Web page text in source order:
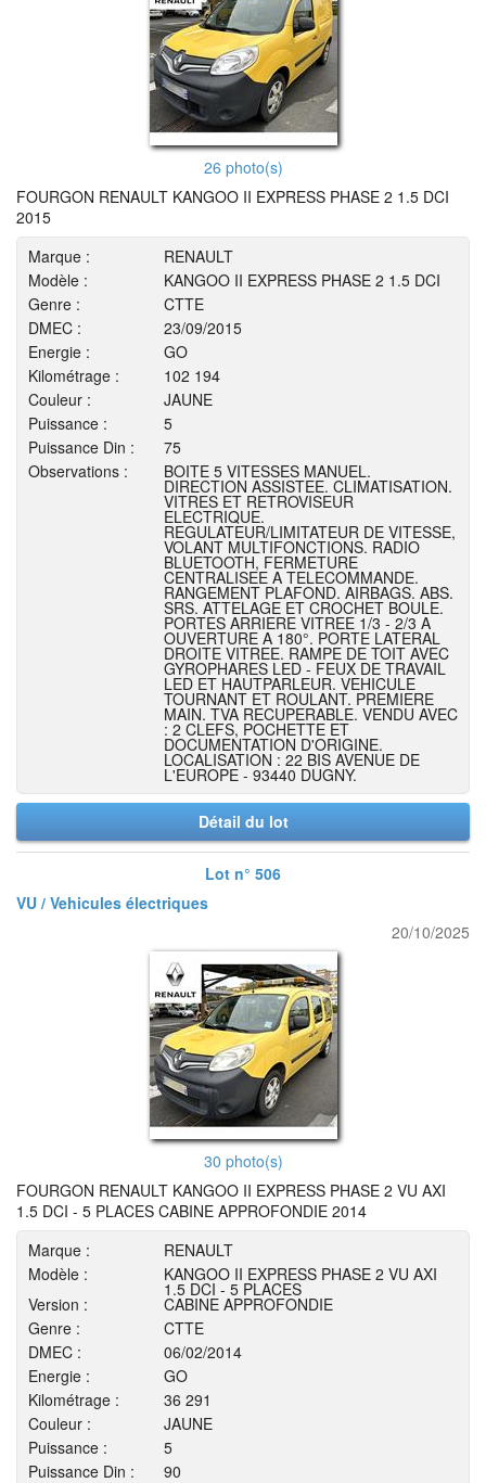
26 photo(s)
FOURGON RENAULT KANGOO II EXPRESS PHASE 2 1.5 DCI
2015
Marque :
RENAULT
Modèle :
KANGOO II EXPRESS PHASE 2 1.5 DCI
Genre :
CTTE
DMEC :
23/09/2015
Energie :
GO
Kilométrage :
102 194
Couleur :
JAUNE
Puissance :
5
Puissance Din :
75
Observations :
BOITE 5 VITESSES MANUEL.
DIRECTION ASSISTEE. CLIMATISATION.
VITRES ET RETROVISEUR
ELECTRIQUE.
REGULATEUR/LIMITATEUR DE VITESSE,
VOLANT MULTIFONCTIONS. RADIO
BLUETOOTH, FERMETURE
CENTRALISEE A TELECOMMANDE.
RANGEMENT PLAFOND. AIRBAGS. ABS.
SRS. ATTELAGE ET CROCHET BOULE.
PORTES ARRIERE VITREE 1/3 - 2/3 A
OUVERTURE A 180°. PORTE LATERAL
DROITE VITREE. RAMPE DE TOIT AVEC
GYROPHARES LED - FEUX DE TRAVAIL
LED ET HAUTPARLEUR. VEHICULE
TOURNANT ET ROULANT. PREMIERE
MAIN. TVA RECUPERABLE. VENDU AVEC
: 2 CLEFS, POCHETTE ET
DOCUMENTATION D'ORIGINE.
LOCALISATION : 22 BIS AVENUE DE
L'EUROPE - 93440 DUGNY.
Détail du lot
Lot n° 506
VU / Vehicules électriques
20/10/2025
30 photo(s)
FOURGON RENAULT KANGOO II EXPRESS PHASE 2 VU AXI
1.5 DCI - 5 PLACES CABINE APPROFONDIE 2014
Marque :
RENAULT
Modèle :
KANGOO II EXPRESS PHASE 2 VU AXI
1.5 DCI - 5 PLACES
Version :
CABINE APPROFONDIE
Genre :
CTTE
DMEC :
06/02/2014
Energie :
GO
Kilométrage :
36 291
Couleur :
JAUNE
Puissance :
5
Puissance Din :
90